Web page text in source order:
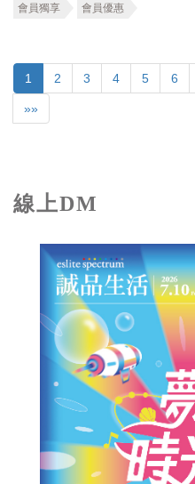
會員獨享 會員優惠
1 2 3 4 5 6
»»
線上DM